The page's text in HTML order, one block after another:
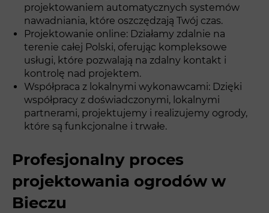
projektowaniem automatycznych systemów
nawadniania, które oszczędzają Twój czas.
Projektowanie online: Działamy zdalnie na
terenie całej Polski, oferując kompleksowe
usługi, które pozwalają na zdalny kontakt i
kontrolę nad projektem.
Współpraca z lokalnymi wykonawcami: Dzięki
współpracy z doświadczonymi, lokalnymi
partnerami, projektujemy i realizujemy ogrody,
które są funkcjonalne i trwałe.
Profesjonalny proces
projektowania ogrodów w
Bieczu